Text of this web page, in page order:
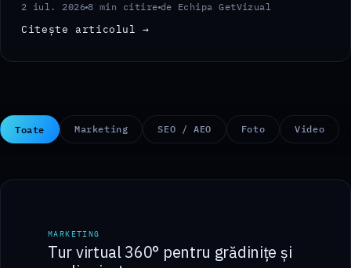
prima…
2 iul. 2026 8 min citire de Echipa GetVizual
Citește articolul →
Toate Marketing SEO / AEO Foto Video
8 min
MARKETING
Tur virtual 360° pentru grădinițe și